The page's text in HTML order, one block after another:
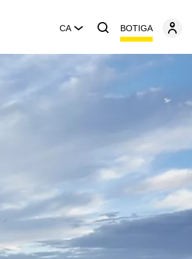
CA BOTIGA